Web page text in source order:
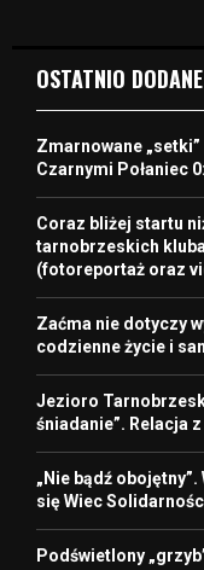
OSTATNIO DODANE
Zmarnowane
Czarnymi Połaniec
Coraz bliżej startu
tarnobrzeskich
(fotoreportaż oraz
Zaćma nie dotyczy
codzienne życie i
Jezioro
śniadanie”. Relacja
„Nie bądź
się Wiec
Podświetlony